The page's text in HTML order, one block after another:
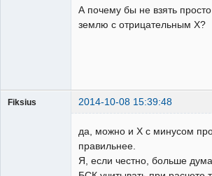
А почему бы не взять
землю с отрицательным Х?
Fiksius 2014-10-08 15:39:48
да, можно и Х с минусом
правильнее.
Я, если честно, больше